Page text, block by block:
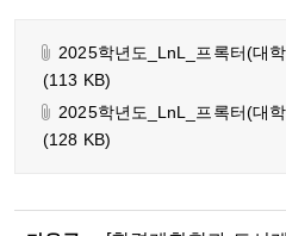
2025학년도_LnL_프록터(대
(113 KB)
2025학년도_LnL_프록터(대
(128 KB)